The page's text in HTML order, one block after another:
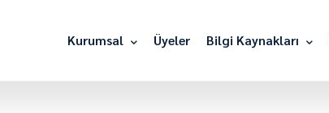
Kurumsal Üyeler Bilgi Kaynakları